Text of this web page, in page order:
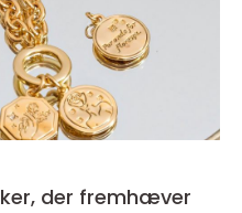
der fremhæver